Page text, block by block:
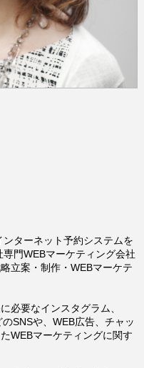
ターネット予約システムを
門WEBマーケティング会社
立案・制作・WEBマーケテ
必要なインスタグラム、
SNSや、WEB広告、チャッ
WEBマーケティングに関す